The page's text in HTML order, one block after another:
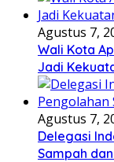
Agustus 7,
Wali Kota
Jadi
Agustus 7,
Delegasi
Sampah